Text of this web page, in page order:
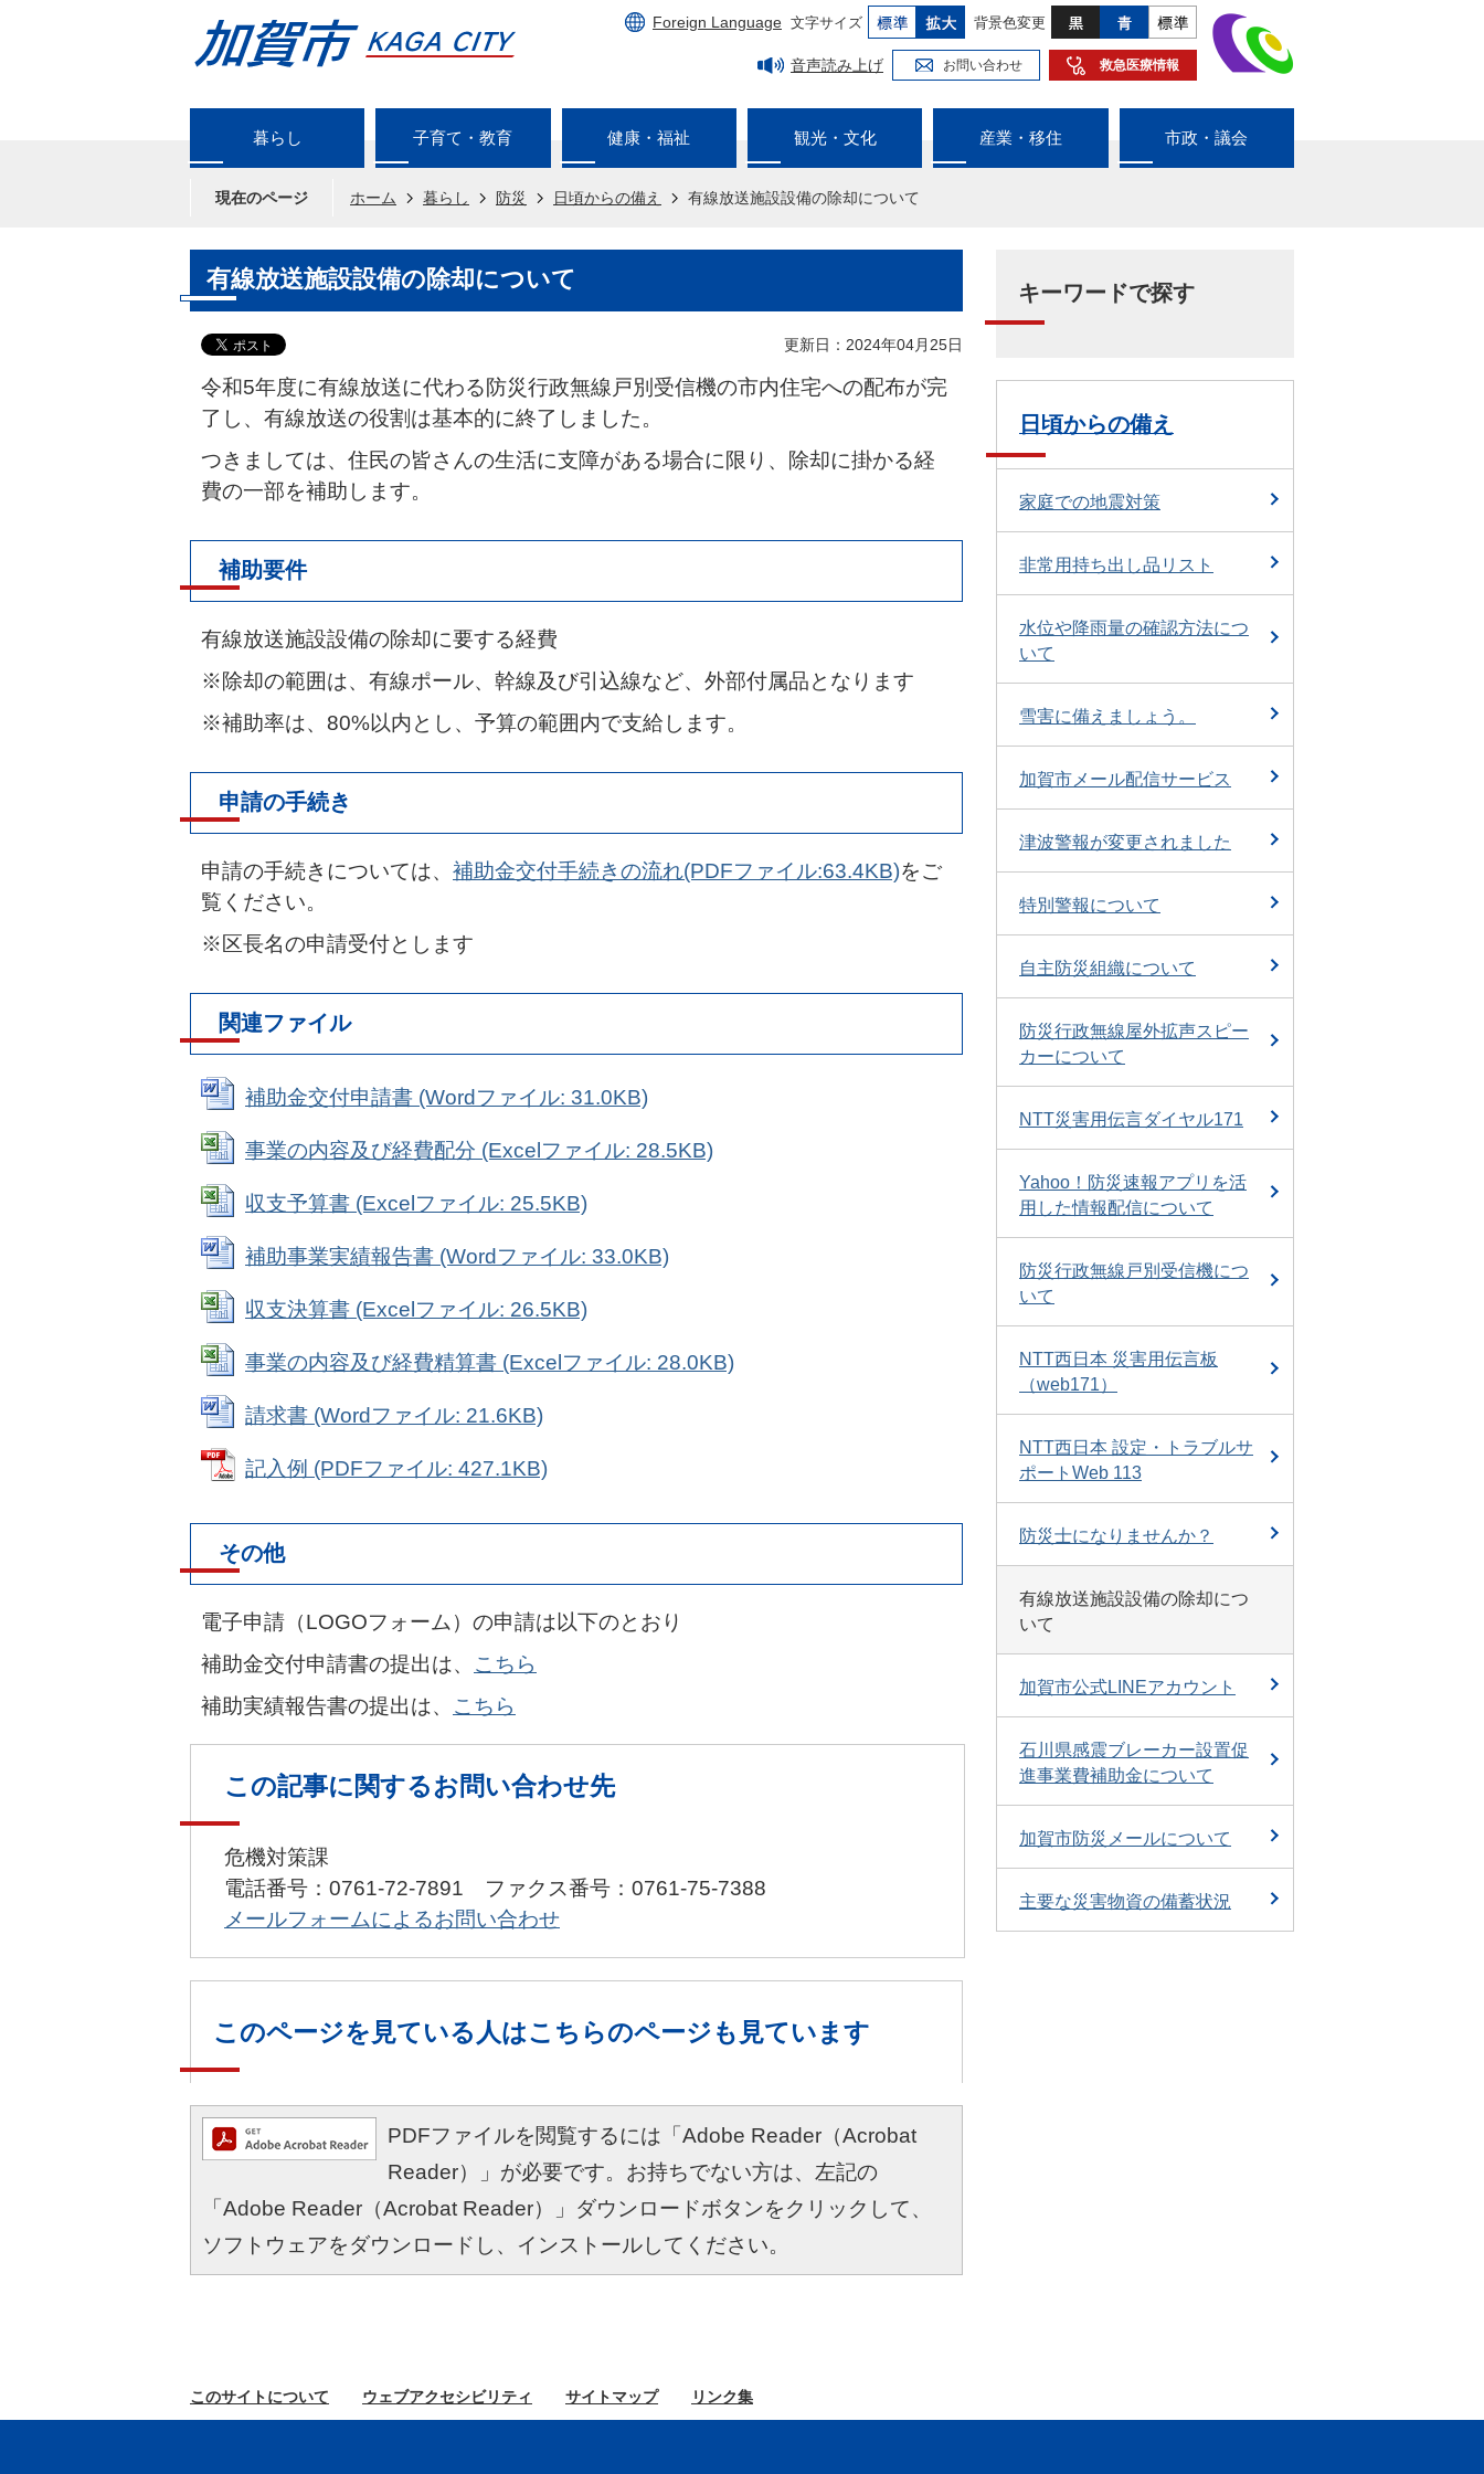
Foreign Language 文字サイズ 背景色変更
音声読み上げ お問い合わせ 救急医療情報
暮らし 子育て・教育 健康・福祉 観光・文化 産業・移住 市政・議会
現在のページ ホーム 暮らし 防災 日頃からの備え 有線放送施設設備の除却について
有線放送施設設備の除却について
更新日：2024年04月25日
令和5年度に有線放送に代わる防災行政無線戸別受信機の市内住宅への配布が完
了し、有線放送の役割は基本的に終了しました。
つきましては、住民の皆さんの生活に支障がある場合に限り、除却に掛かる経
費の一部を補助します。
補助要件
有線放送施設設備の除却に要する経費
※除却の範囲は、有線ポール、幹線及び引込線など、外部付属品となります
※補助率は、80%以内とし、予算の範囲内で支給します。
申請の手続き
申請の手続きについては、 補助金交付手続きの流れ(PDFファイル:63.4KB)をご
覧ください。
※区長名の申請受付とします
関連ファイル
補助金交付申請書 (Wordファイル: 31.0KB)
事業の内容及び経費配分 (Excelファイル: 28.5KB)
収支予算書 (Excelファイル: 25.5KB)
補助事業実績報告書 (Wordファイル: 33.0KB)
収支決算書 (Excelファイル: 26.5KB)
事業の内容及び経費精算書 (Excelファイル: 28.0KB)
請求書 (Wordファイル: 21.6KB)
記入例 (PDFファイル: 427.1KB)
その他
電子申請（LOGOフォーム）の申請は以下のとおり
補助金交付申請書の提出は、 こちら
補助実績報告書の提出は、 こちら
この記事に関するお問い合わせ先
危機対策課
電話番号：0761-72-7891 ファクス番号：0761-75-7388
メールフォームによるお問い合わせ
このページを見ている人はこちらのページも見ています
PDFファイルを閲覧するには「Adobe Reader（Acrobat
Reader）」が必要です。お持ちでない方は、左記の
「Adobe Reader（Acrobat Reader）」ダウンロードボタンをクリックして、
ソフトウェアをダウンロードし、インストールしてください。
キーワードで探す
日頃からの備え
家庭での地震対策
非常用持ち出し品リスト
水位や降雨量の確認方法につ
いて
雪害に備えましょう。
加賀市メール配信サービス
津波警報が変更されました
特別警報について
自主防災組織について
防災行政無線屋外拡声スピー
カーについて
NTT災害用伝言ダイヤル171
Yahoo！防災速報アプリを活
用した情報配信について
防災行政無線戸別受信機につ
いて
NTT西日本 災害用伝言板
（web171）
NTT西日本 設定・トラブルサ
ポートWeb 113
防災士になりませんか？
有線放送施設設備の除却につ
いて
加賀市公式LINEアカウント
石川県感震ブレーカー設置促
進事業費補助金について
加賀市防災メールについて
主要な災害物資の備蓄状況
このサイトについて ウェブアクセシビリティ サイトマップ リンク集